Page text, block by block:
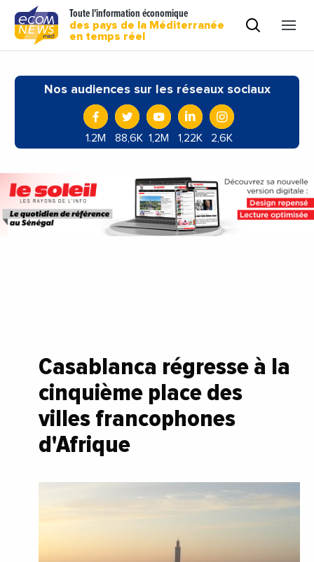
Toute l'information économique
des pays de la Méditerranée
en temps réel
Nos audiences sur les réseaux sociaux
1.2M 88,6K 1,2M 1,22K 2,6K
Casablanca régresse à la
cinquième place des
villes francophones
d'Afrique